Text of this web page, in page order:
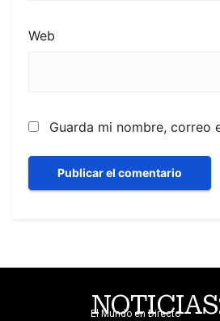
Web
Guarda mi nombre, correo
El Mundo en Directo